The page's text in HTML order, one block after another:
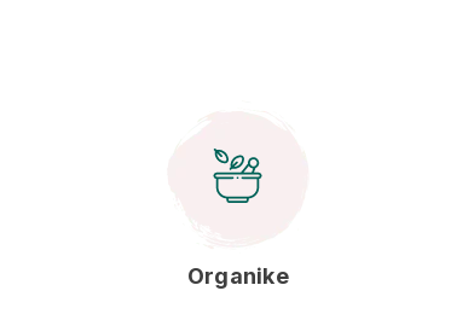
Organike